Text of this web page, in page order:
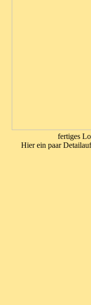
fertiges
Hier ein paar